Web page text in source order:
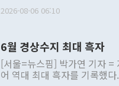
발언 중에는 정부 내 조율을
주의적 희망에 근거한 비현실
관의 대북 정책 관련 발언이
관 부처 장관이 공개적으로
관의 무리한 대북 접근법과
2026-08-06 06:10
6월 경상수지 최대 흑자
[서울=뉴스핌] 박가연 기자 =
어 역대 최대 흑자를 기록했